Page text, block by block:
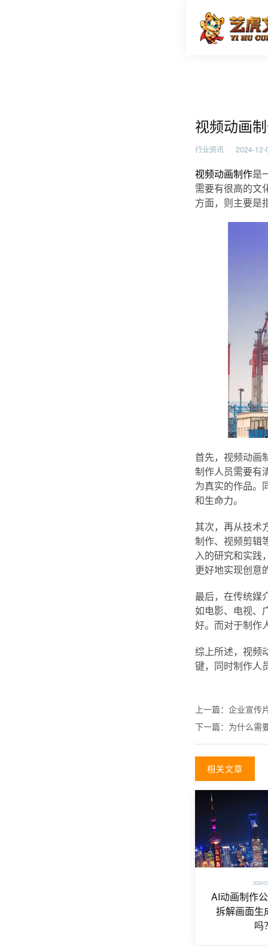
视频动
视频动画
行业资讯 2024-12-
视频动画制作是
需要有很高的文
方面，则主要是
首先，视频动画
制作人员需要有
为真实的作品。
和生命力。
其次，再从技术
制作、视频剪辑
入的研究和实践
更好地实现创意
最后，在传统媒
如电影、电视、
好。而对于制作
综上所述，视频
键，同时制作人
上一篇： 企业宣传
下一篇： 为什么需
相关文章
2026/
AI动画制作
拆解画面生
吗